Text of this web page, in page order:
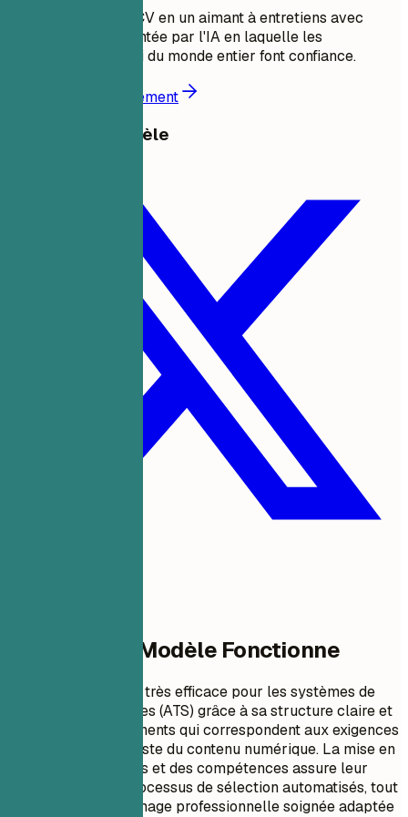
Transformez votre CV en un aimant à entretiens avec
l'optimisation alimentée par l'IA en laquelle les
chercheurs d'emploi du monde entier font confiance.
Commencer gratuitement
Partager ce modèle
Pourquoi Ce Modèle Fonctionne
Ce format de CV est très efficace pour les systèmes de
suivi des candidatures (ATS) grâce à sa structure claire et
aux mots-clés pertinents qui correspondent aux exigences
du poste de spécialiste du contenu numérique. La mise en
des réalisations et des compétences assure leur
visibilité lors des processus de sélection automatisés, tout
en présentant une image professionnelle soignée adaptée